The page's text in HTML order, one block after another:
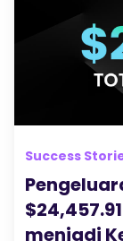
Success
menjadi